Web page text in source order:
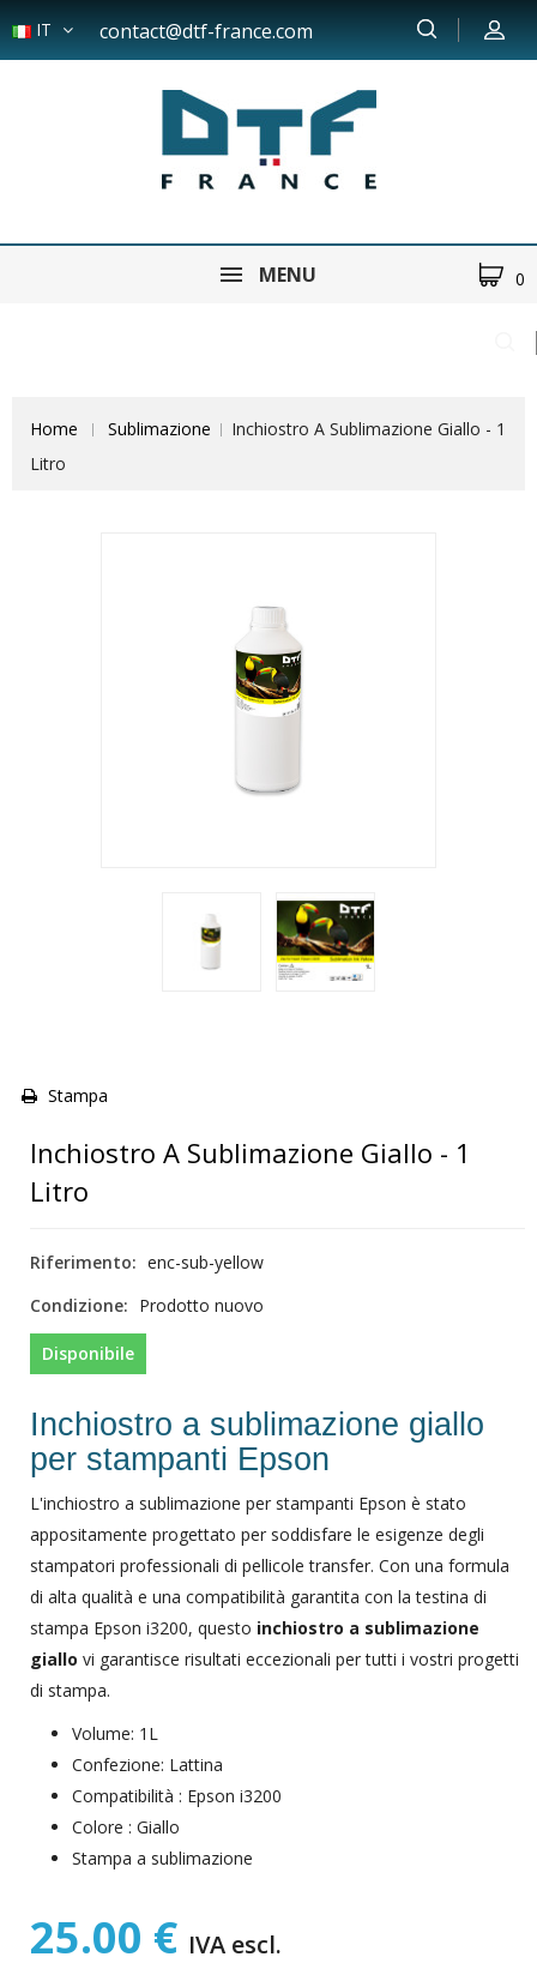
IT contact@dtf-france.com
MENU 0
Home Sublimazione
Inchiostro A Sublimazione Giallo - 1
Litro
Stampa
Inchiostro A Sublimazione Giallo - 1
Litro
Riferimento: enc-sub-yellow
Condizione: Prodotto nuovo
Disponibile
Inchiostro a sublimazione giallo
per stampanti Epson
L'inchiostro a sublimazione per stampanti Epson è stato
appositamente progettato per soddisfare le esigenze degli
stampatori professionali di pellicole transfer. Con una formula
di alta qualità e una compatibilità garantita con la testina di
stampa Epson i3200, questo inchiostro a sublimazione
giallo vi garantisce risultati eccezionali per tutti i vostri progetti
di stampa.
Volume: 1L
Confezione: Lattina
Compatibilità : Epson i3200
Colore : Giallo
Stampa a sublimazione
25.00 € IVA escl.